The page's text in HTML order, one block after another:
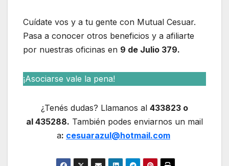
Cuídate vos y a tu gente con Mutual Cesuar.
Pasa a conocer otros beneficios y a afiliarte
por nuestras oficinas en 9 de Julio 379.
¡Asociarse vale la pena!
¿Tenés dudas? Llamanos al 433823 o
al 435288. También podes enviarnos un mail
a: cesuarazul@hotmail.com